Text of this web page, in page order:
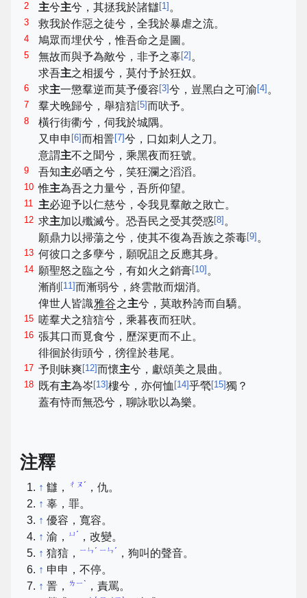
2
主兮主兮，其拯我於諸讎[1] 。
3 救我於作惡之徒兮，全我於暴虐之流。
4 鳩眾而埋伏兮，惟吾命之是圖。
5 無故而與予為敵兮，非予之辜[2] 。
求吾主之相援兮，莫付予於狂奴。
6 求主一懲羣逆而莫予優容 [3]兮，豈黑白之可渝 [4] 。
7 羣犬晚歸兮，舉狺狺[5]而吠予。
8
橫行街衢兮，伺我於城隅。
又申申 [6]而相詈[7]兮，口如刺人之刀。
意謂主不之聞兮，乘黑夜而狂號。
9 吾知主必哂之兮，笑狂瀾之滔滔。
10 惟主為吾之力量兮，吾所仰望。
11 主必迎予以仁慈兮，令我見羣敵之敗亡。
12 求主加以殲滅兮。恐吾民之受其熒惑[8] 。
願鼎力以掃蕩之兮，使其不復為吾族之荼毒[9] 。
13 何彼口之多孽兮，願呪詛之反應其身。
14 願聖怒之臨之兮，有如火之銷膏 [10] 。
漸削 [11]而漸弱兮，終雲散而烟消。
俾世人皆識雅谷之主兮，莫敢矜誇而自驕。
15 嗟羣犬之狺狺兮，乘暮夜而狂吠。
16 張其口而覓食兮，歷深更而不止。
徘徊於街頭兮，徬徨於巷尾。
17 予則昧爽[12]而懷主兮，獻頌美之晨曲。
18 既有主為岑 [13]樓兮，亦何恤 [14]乎煢 [15]獨？
蓋有恃而無恐兮，聊詠歌以為樂。
注釋
↑ 讎， ㄔㄡˊ
，仇。
↑ 辜，罪。
↑ 優容，寬容。
↑ 渝， ㄩˊ
，改變。
↑ 狺狺， ㄧㄣˊ ㄧㄣˊ
，狗叫的聲音。
↑ 申申，不停。
↑ 詈， ㄌㄧˋ
，責罵。